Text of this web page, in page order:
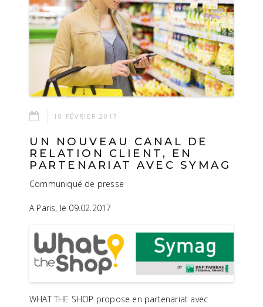
10 FÉVRIER 2017
UN NOUVEAU CANAL DE
RELATION CLIENT, EN
PARTENARIAT AVEC SYMAG
Communiqué de presse
A Paris, le 09.02.2017
WHAT THE SHOP propose en partenariat avec